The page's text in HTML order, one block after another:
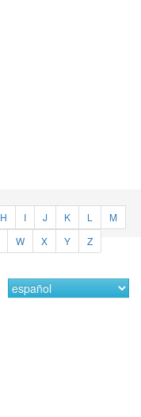
H I J K L
M
W X Y Z